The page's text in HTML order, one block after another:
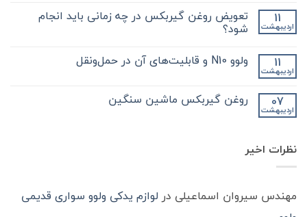
کلیدی
در
مورد
بکس
کامیون
باید
برای
فروش
انواع
و
آشنایی
واسکازین
ثبت
نشده 11
اردیبهشت
تعویض روغن گیربکس در چه زمانی باید انجام
شود؟
برای
تعویض
در
چه
ثبت
نشده 11
اردیبهشت
ولوو N10 و قابلیت‌های آن در حمل‌ونقل
ولوو
N10
حمل‌ونقل
ثبت
نشده 07
اردیبهشت
روغن گیربکس ماشین سنگین
گیربکس
ماشیننظرات اخیر
مهندس سیروان اسماعیلی در لوازم یدکی ولوو سواری قدیمی